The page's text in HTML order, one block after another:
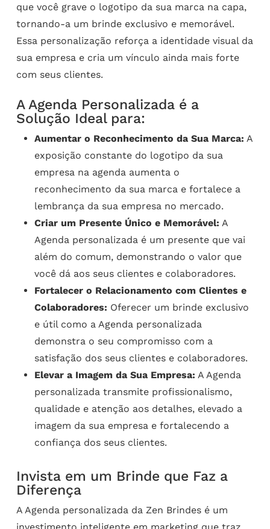
que você grave o logotipo da sua marca na capa,
tornando-a um brinde exclusivo e memorável.
Essa personalização reforça a identidade visual da
sua empresa e cria um vínculo ainda mais forte
com seus clientes.
A Agenda Personalizada é a
Solução Ideal para:
Aumentar o Reconhecimento da Sua Marca: A
exposição constante do logotipo da sua
empresa na agenda aumenta o
reconhecimento da sua marca e fortalece a
lembrança da sua empresa no mercado.
Criar um Presente Único e Memorável: A
Agenda personalizada é um presente que vai
além do comum, demonstrando o valor que
você dá aos seus clientes e colaboradores.
Fortalecer o Relacionamento com Clientes e
Colaboradores: Oferecer um brinde exclusivo
e útil como a Agenda personalizada
demonstra o seu compromisso com a
satisfação dos seus clientes e colaboradores.
Elevar a Imagem da Sua Empresa: A Agenda
personalizada transmite profissionalismo,
qualidade e atenção aos detalhes, elevado a
imagem da sua empresa e fortalecendo a
confiança dos seus clientes.
Invista em um Brinde que Faz a
Diferença
A Agenda personalizada da Zen Brindes é um